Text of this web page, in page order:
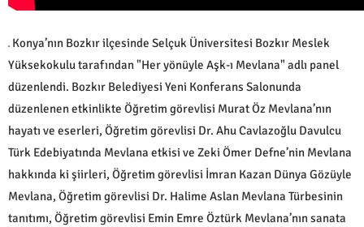
Konya’nın Bozkır ilçesinde Selçuk Üniversitesi Bozkır Meslek
Yüksekokulu tarafından "Her yönüyle Aşk-ı Mevlana" adlı panel
düzenlendi. Bozkır Belediyesi Yeni Konferans Salonunda
düzenlenen etkinlikte Öğretim görevlisi Murat Öz Mevlana’nın
hayatı ve eserleri, Öğretim görevlisi Dr. Ahu Cavlazoğlu Davulcu
Türk Edebiyatında Mevlana etkisi ve Zeki Ömer Defne’nin Mevlana
hakkında ki şiirleri, Öğretim görevlisi İmran Kazan Dünya Gözüyle
Mevlana, Öğretim görevlisi Dr. Halime Aslan Mevlana Türbesinin
tanıtımı, Öğretim görevlisi Emin Emre Öztürk Mevlana’nın sanata